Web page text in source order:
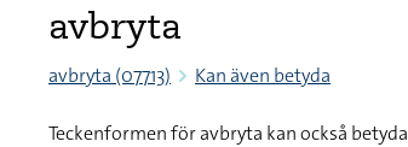
avbryta
avbryta (07713) Kan även betyda
Teckenformen för avbryta kan också betyda